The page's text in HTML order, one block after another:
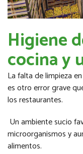
Higiene
cocina y
La falta de limpieza
es otro error grave
los restaurantes.
Un ambiente sucio
microorganismos y
alimentos.